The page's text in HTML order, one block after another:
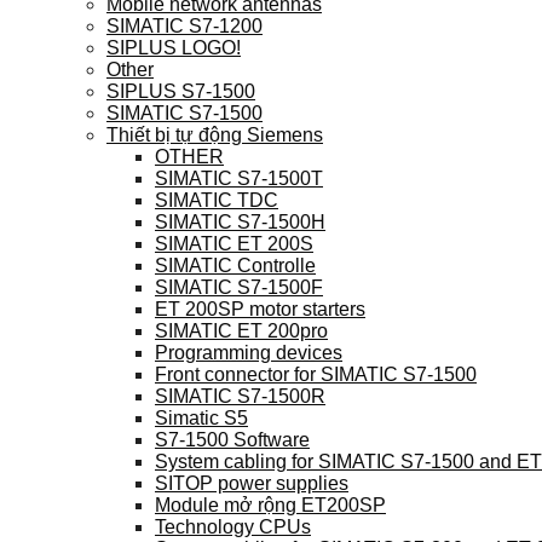
SIMATIC S7-1200
SIPLUS LOGO!
Other
SIPLUS S7-1500
SIMATIC S7-1500
Thiết bị tự động Siemens
OTHER
SIMATIC S7-1500T
SIMATIC TDC
SIMATIC S7-1500H
SIMATIC ET 200S
SIMATIC Controlle
SIMATIC S7-1500F
ET 200SP motor starters
SIMATIC ET 200pro
Programming devices
Front connector for SIMATIC S7-1500
SIMATIC S7-1500R
Simatic S5
S7-1500 Software
System cabling for SIMATIC S7-1500 and
SITOP power supplies
Module mở rộng ET200SP
Technology CPUs